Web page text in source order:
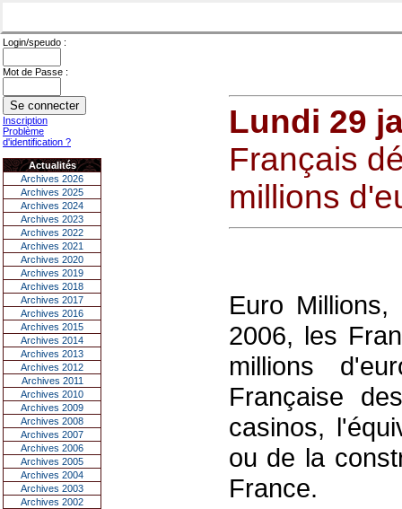
Login/speudo :
Mot de Passe :
Inscription
Problème
d'identification ?
Actualités
Archives 2026
Archives 2025
Archives 2024
Archives 2023
Archives 2022
Archives 2021
Archives 2020
Archives 2019
Archives 2018
Archives 2017
Archives 2016
Archives 2015
Archives 2014
Archives 2013
Archives 2012
Archives 2011
Archives 2010
Archives 2009
Archives 2008
Archives 2007
Archives 2006
Archives 2005
Archives 2004
Archives 2003
Archives 2002
Lundi 29
Français
millions
Euro Millions,
2006, les
millions
Française
casinos,
ou de la
France.